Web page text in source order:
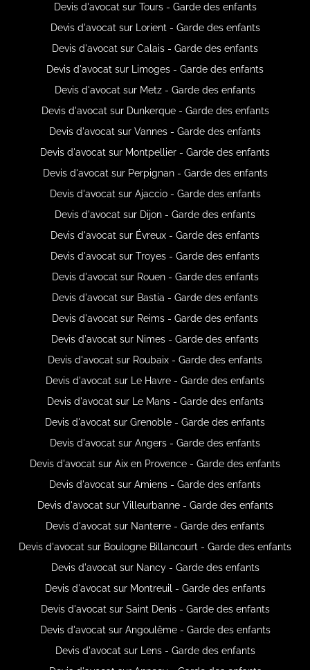
Devis d'avocat sur Tours - Garde des enfants
Devis d'avocat sur Lorient - Garde des enfants
Devis d'avocat sur Calais - Garde des enfants
Devis d'avocat sur Limoges - Garde des enfants
Devis d'avocat sur Metz - Garde des enfants
Devis d'avocat sur Dunkerque - Garde des enfants
Devis d'avocat sur Vannes - Garde des enfants
Devis d'avocat sur Montpellier - Garde des enfants
Devis d'avocat sur Perpignan - Garde des enfants
Devis d'avocat sur Ajaccio - Garde des enfants
Devis d'avocat sur Dijon - Garde des enfants
Devis d'avocat sur Évreux - Garde des enfants
Devis d'avocat sur Troyes - Garde des enfants
Devis d'avocat sur Rouen - Garde des enfants
Devis d'avocat sur Bastia - Garde des enfants
Devis d'avocat sur Reims - Garde des enfants
Devis d'avocat sur Nimes - Garde des enfants
Devis d'avocat sur Roubaix - Garde des enfants
Devis d'avocat sur Le Havre - Garde des enfants
Devis d'avocat sur Le Mans - Garde des enfants
Devis d'avocat sur Grenoble - Garde des enfants
Devis d'avocat sur Angers - Garde des enfants
Devis d'avocat sur Aix en Provence - Garde des enfants
Devis d'avocat sur Amiens - Garde des enfants
Devis d'avocat sur Villeurbanne - Garde des enfants
Devis d'avocat sur Nanterre - Garde des enfants
Devis d'avocat sur Boulogne Billancourt - Garde des enfants
Devis d'avocat sur Nancy - Garde des enfants
Devis d'avocat sur Montreuil - Garde des enfants
Devis d'avocat sur Saint Denis - Garde des enfants
Devis d'avocat sur Angoulême - Garde des enfants
Devis d'avocat sur Lens - Garde des enfants